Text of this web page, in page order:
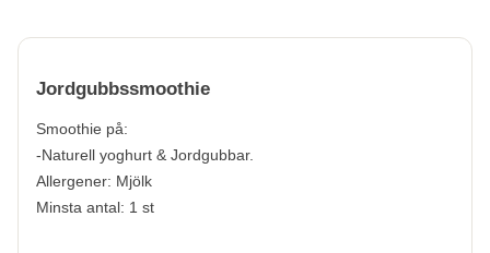
Jordgubbssmoothie
Smoothie på:
-Naturell yoghurt & Jordgubbar.
Allergener: Mjölk
Minsta antal: 1 st